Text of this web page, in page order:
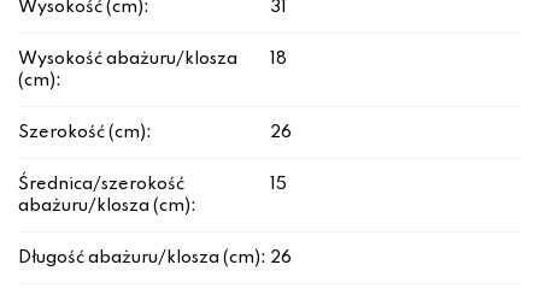
Wysokość (cm): 31
Wysokość abażuru/klosza
(cm):
18
Szerokość (cm): 26
Średnica/szerokość
abażuru/klosza (cm):
15
Długość abażuru/klosza (cm): 26